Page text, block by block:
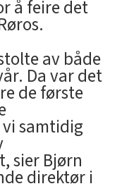
å feire det
av både
Da var det
de første
samtidig
sier Bjørn
direktør i